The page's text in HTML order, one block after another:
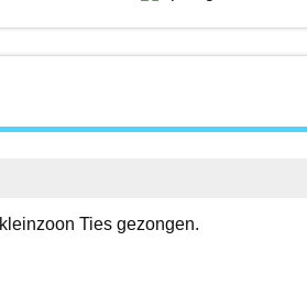
Ties gezongen.